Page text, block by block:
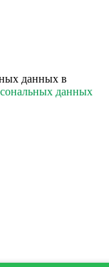
данных в
данных